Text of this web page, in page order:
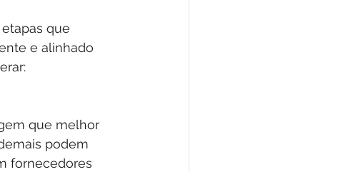
que
e alinhado
que melhor
podem
fornecedores